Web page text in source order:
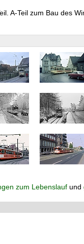
A-Teil zum Bau des
zum Lebenslauf und